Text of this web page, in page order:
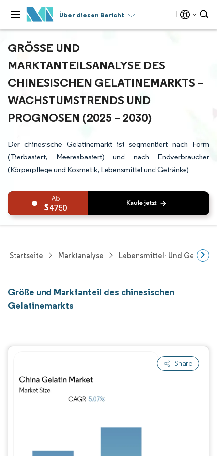
Über diesen Bericht
GRÖSSE UND M
ARKTANTEILSANALYSE DES C
HINESISCHEN GELATINEMARKTS – W
ACHSTUMSTRENDS UND P
ROGNOSEN (2025 – 2030)
Der chinesische Gelatinemarkt ist segmentiert nach Form
(Tierbasiert, Meeresbasiert) und nach Endverbraucher
(Körperpflege und Kosmetik, Lebensmittel und Getränke)
4750
Startseite Marktanalyse Lebensmittel- Und
Größe und Marktanteil des chinesischen
Gelatinemarkts
Share